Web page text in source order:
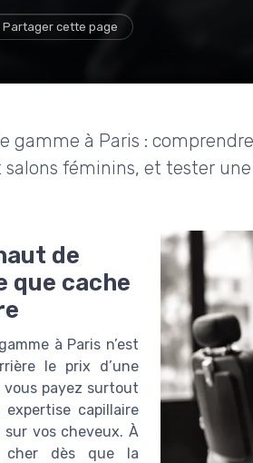
Partager cette page
gamme à Paris :
féminins, et tester
de
que cache
à Paris n’est
le prix d’une
vous payez surtout
capillaire
vos cheveux. À
cher dès que la